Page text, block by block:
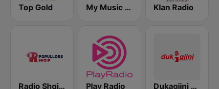
Top Gold My Music Radio Klan Radio
Radio Shqip Popullore Play Radio Dukagjini Radio